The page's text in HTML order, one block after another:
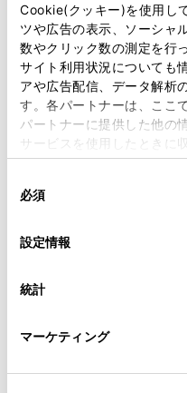
Cookie(クッキー)を使用し
ツや広告の表示、ソーシャ
数やクリック数の測定を行
サイト利用状況についても
アや広告配信、データ解析
す。各パートナーは、ここ
パートナーに提供した他の
サービスを使用したときに
使用することがあります。
デバイスにすべての
意したことになります。
設定の変更、同意を撤回
「Cookie（クッキー）情報
必須
設定情報
統計
マーケティング
必須 都道府県
市区町村名